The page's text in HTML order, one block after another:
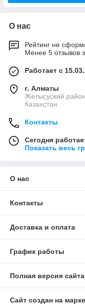
О нас
Рейтинг не
Менее 5 отзывов
Работает с
г. Алматы
Жетысуский
Казахстан
Контакты
Сегодня
Показать весь
О нас
Контакты
Доставка и оплата
График работы
Полная версия сайта
Сайт создан на